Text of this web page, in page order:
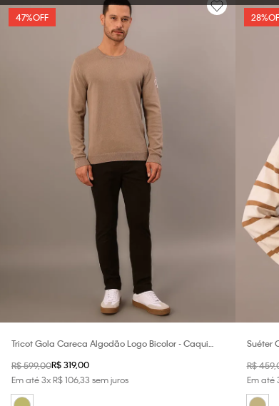
47%OFF
Tricot Gola Careca Algodão Logo Bicolor - Caqui
R$599,00R$319,00
Em até3xR$10633 sem juros
28%
Suéter
R$459,
Em até